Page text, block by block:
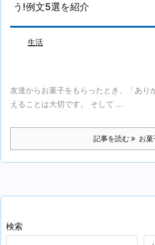
う!例文5選を紹介
生活
友達からお菓子をもらったとき、「あり
えることは大切です。 そして ...
記事を読む お菓
検索